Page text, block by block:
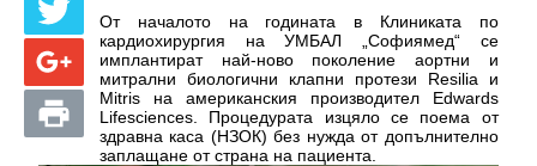
От началото на годината в Клиниката по
кардиохирургия на УМБАЛ „Софиямед“ се
имплантират най-ново поколение аортни и
митрални биологични клапни протези Resilia и
Mitris на американския производител Edwards
Lifesciences. Процедурата изцяло се поема от
здравна каса (НЗОК) без нужда от допълнително
заплащане от страна на пациента.